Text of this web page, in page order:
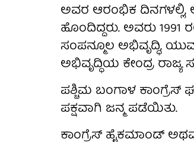
ಅವರ ಆರಂಭಿಕ ದಿನಗಳಲ್ಲಿ,
ಹೊಂದಿದ್ದರು. ಅವರು
ಸಂಪನ್ಮೂಲ ಅಭಿವೃದ್ಧಿ,
ಅಭಿವೃದ್ಧಿಯ ಕೇಂದ್ರ
ಪಶ್ಚಿಮ ಬಂಗಾಳ ಕಾಂಗ್ರೆಸ್
ಪಕ್ಷವಾಗಿ ಜನ್ಮ ಪಡೆಯಿತು.
ಕಾಂಗ್ರೆಸ್ ಹೈಕಮಾಂಡ್